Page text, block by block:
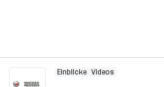
Einblicke Videos